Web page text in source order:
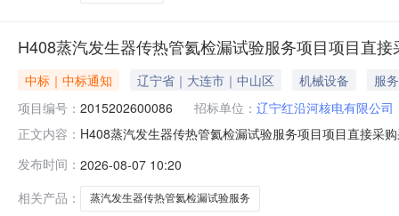
H408蒸汽发生器传热管氦检漏试验服务项目项目直
中标｜中标通知 辽宁省｜大连市｜中山区 机械设备
服务
项目编号： 2015202600086 招标单位： 辽宁红沿河核电有限公司
正文内容： H408蒸汽发生器传热管氦检漏试验服务项目项目直接采
H408蒸汽发生器传热管氦检漏试验服务项目采购方式：
发布时间： 2026-08-07 10:20
相关产品：
蒸汽发生器传热管氦检漏试验服务